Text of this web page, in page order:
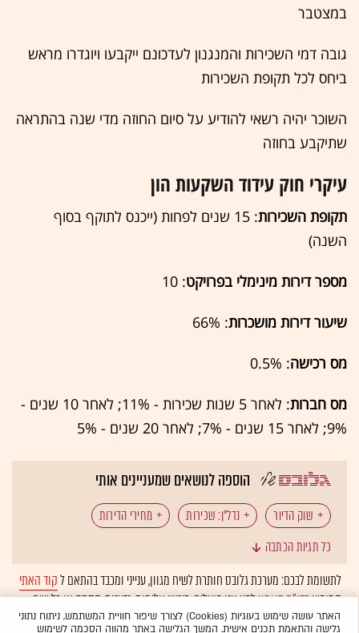
במצטבר
גובה דמי השכירות והמנגנון לעדכונם ייקבעו ויוגדרו מראש
ביחס לכל תקופת השכירות
השוכר יהיה רשאי להודיע על סיום החוזה מדי שנה בהתראה
שתיקבע בחוזה
עיקרי חוק עידוד השקעות הון
תקופת השכירות
: 15 שנים לפחות (ייכנס לתוקף בסוף
השנה)
מספר דירות מינימלי בפרויקט: 10
שיעור דירות מושכרות: 66%
מס רכישה: 0.5%
מס חברות
: לאחר 5 שנות שכירות - 11%; לאחר 10 שנים -
9%; לאחר 15 שנים - 7%; לאחר 20 שנים - 5%
הוספה לנושאים שמעניינים אותי
שוק הדיור נדל"ן: שכירות
מחירי הדירות
כל תגיות הכתבה
לתשומת לבכם: מערכת גלובס חותרת לשיח מגוון, ענייני ומכבד בהתאם לקוד האתי
המופיעבדו"ח האמוןלפיו אנו פועלים. ביטויי אלימות, גזענות, הסתה או כל שיח
בלתי הולם אחר מסוננים בצורהאוטומטיתולא יפורסמו באתר.
האתר עושה שימוש בעוגיות (Cookies) לצורך שיפור חוויית המשתמש, ניתוח נתוני
גלישה והתאמת תכנים אישית. המשך הגלישה באתר מהווה הסכמה לשימוש